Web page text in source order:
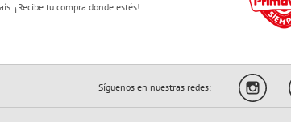
¡Recibe tu compra donde estés!
Síguenos en nuestras redes: